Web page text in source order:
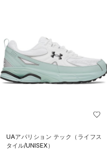
UAアパリション テック（ライフス
タイル/UNISEX）